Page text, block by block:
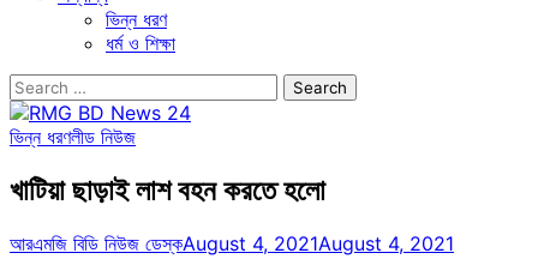
ভিন্ন ধরণ
ধর্ম ও শিক্ষা
Search
for:
ভিন্ন ধরণলীড নিউজ
খাটিয়া ছাড়াই লাশ বহন করতে হলো
আরএমজি বিডি নিউজ ডেস্কAugust 4, 2021August 4, 2021